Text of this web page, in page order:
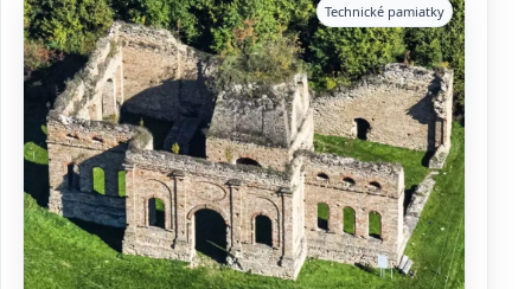
Technické pamiatky